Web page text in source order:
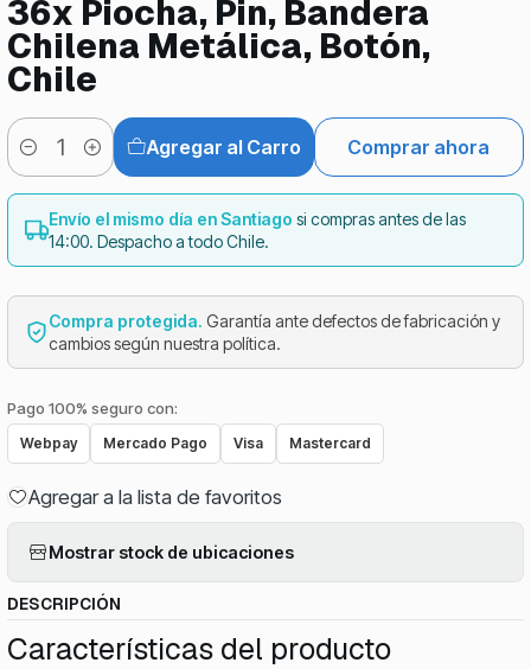
36x Piocha, Pin, Bandera
Chilena Metálica, Botón,
Chile
Cantidad
Agregar al Carro Comprar ahora
Envío el mismo día en Santiago si compras antes de las
14:00. Despacho a todo Chile.
Compra protegida. Garantía ante defectos de fabricación y
cambios según nuestra política.
Pago 100% seguro con:
Webpay Mercado Pago Visa Mastercard
Agregar a la lista de favoritos
Mostrar stock de ubicaciones
DESCRIPCIÓN
Características del producto